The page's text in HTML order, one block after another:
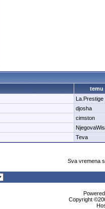
temu
La.Prestige
djosha
cimston
Teva
Sva vremena
Copyright